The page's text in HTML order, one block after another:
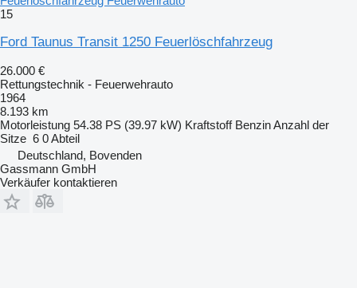
15
Ford Taunus Transit 1250 Feuerlöschfahrzeug
26.000 €
Rettungstechnik - Feuerwehrauto
1964
8.193 km
Motorleistung 54.38 PS (39.97 kW) Kraftstoff BenzinAnzahl der
Sitze 6 0 Abteil
Deutschland, Bovenden
Gassmann GmbH
Verkäufer kontaktieren